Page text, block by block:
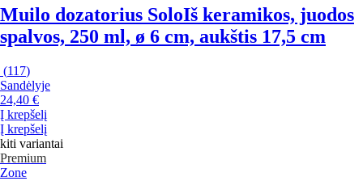
Muilo dozatorius SoloIš keramikos, juodos
spalvos, 250 ml, ø 6 cm, aukštis 17,5 cm
(117)
Sandėlyje
24,40 €
Į krepšelį
Į krepšelį
kiti variantai
Premium
Zone